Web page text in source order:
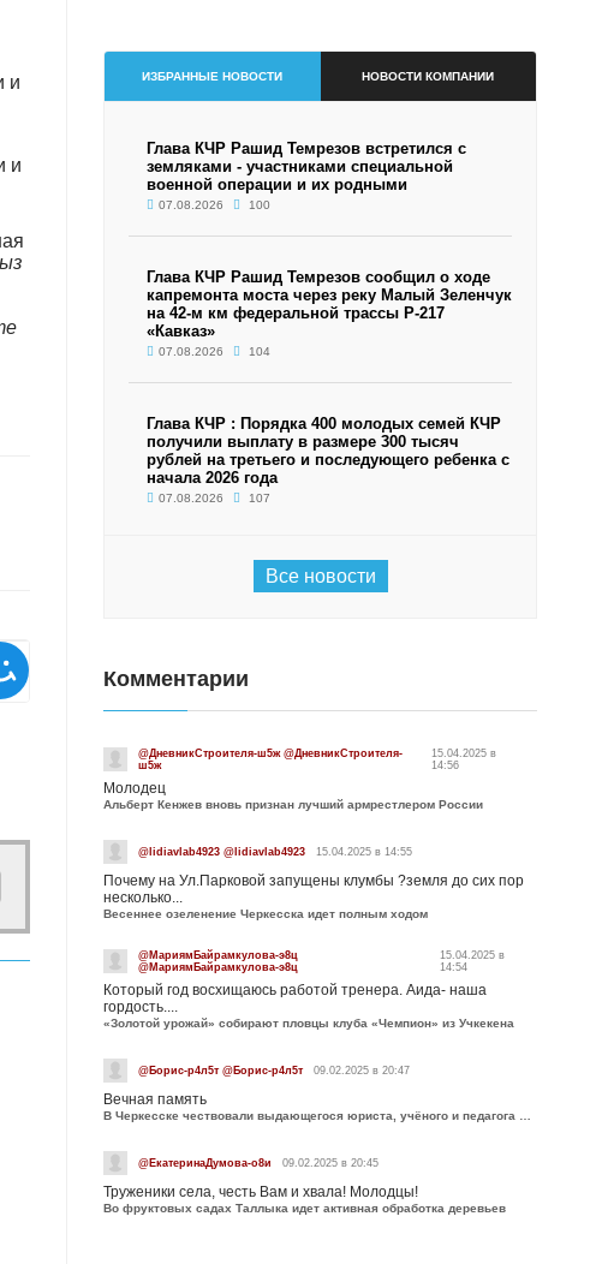
и
и
ИЗБРАННЫЕ НОВОСТИ НОВОСТИ КОМПАНИИ
Глава КЧР Рашид Темрезов встретился с
земляками - участниками специальной
военной операции и их родными
07.08.2026 100
Глава КЧР Рашид Темрезов сообщил о ходе
капремонта моста через реку Малый Зеленчук
на 42-м км федеральной трассы Р-217
«Кавказ»
07.08.2026 104
Глава КЧР : Порядка 400 молодых семей КЧР
получили выплату в размере 300 тысяч
рублей на третьего и последующего ребенка с
начала 2026 года
07.08.2026 107
Все новости
Комментарии
@ДневникСтроителя-ш5ж @ДневникСтроителя-
ш5ж
15.04.2025 в
14:56
Молодец
Альберт Кенжев вновь признан лучший армрестлером России
@lidiavlab4923 @lidiavlab4923 15.04.2025 в 14:55
Почему на Ул.Парковой запущены клумбы ?земля до сих пор
несколько...
Весеннее озеленение Черкесска идет полным ходом
@МариямБайрамкулова-э8ц
@МариямБайрамкулова-э8ц
15.04.2025 в
14:54
Который год восхищаюсь работой тренера. Аида- наша
гордость....
«Золотой урожай» собирают пловцы клуба «Чемпион» из Учкекена
@Борис-р4л5т @Борис-р4л5т 09.02.2025 в 20:47
Вечная память
@ЕкатеринаДумова-о8и 09.02.2025 в 20:45
Труженики села, честь Вам и хвала! Молодцы!
Во фруктовых садах Таллыка идет активная обработка деревьев